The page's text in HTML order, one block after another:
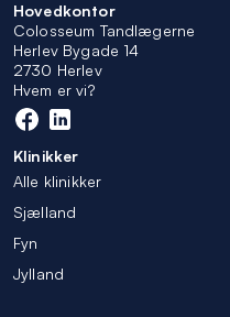
Hovedkontor
Colosseum Tandlægerne
Herlev Bygade 14
2730 Herlev
Hvem er vi?
Klinikker
Alle klinikker
Sjælland
Fyn
Jylland